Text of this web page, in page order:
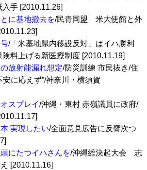
手 [2010.11.26]
に基地撤去を/民青同盟 米大使館と外
/「米基地県内移設反対」はイハ勝利
険料上げる新医療制度 [2010.11.19]
放射能漏れ想定/防災訓練 市民抜き/住
安に応えず”/神奈川・横須賀
スプレイ/沖縄・東村 赤嶺議員に政府/
実現したい/全面意見広告に反響次つ
にたつイハさんを/沖縄総決起大会 志
[2010.11.16]